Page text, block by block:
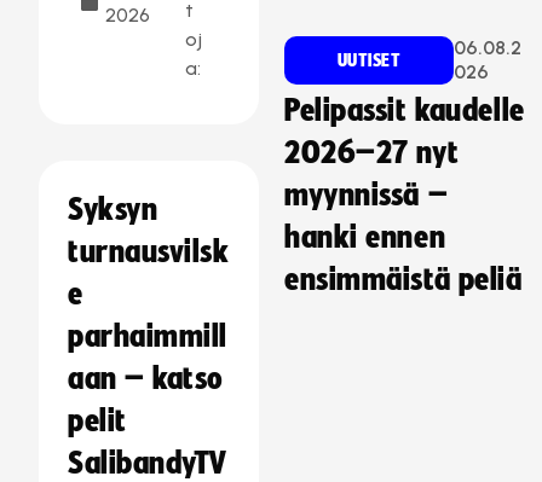
2026
t
oj
a:
Syksyn
turnausvilsk
e
parhaimmill
aan – katso
pelit
SalibandyTV
UUTISET
06.08.2
026
Pelipassit kaudelle
2026–27 nyt
myynnissä –
hanki ennen
ensimmäistä peliä